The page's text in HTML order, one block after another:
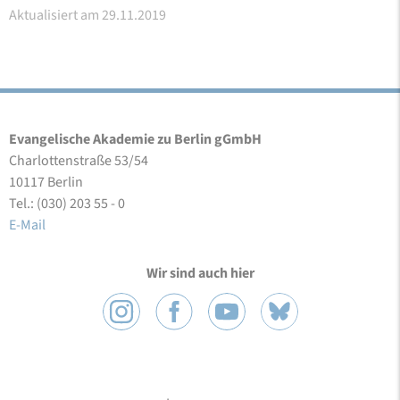
Aktualisiert am 29.11.2019
Evangelische Akademie zu Berlin gGmbH
Charlottenstraße 53/54
10117 Berlin
Tel.: (030) 203 55 - 0
E-Mail
Wir sind auch hier